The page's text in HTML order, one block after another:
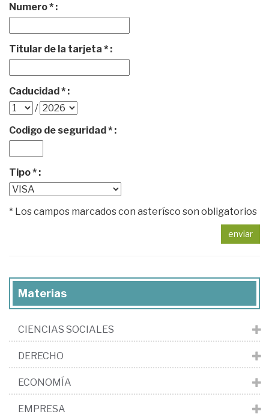
Numero * :
Titular de la tarjeta * :
Caducidad * :
/
Codigo de seguridad * :
Tipo * :
* Los campos marcados con asterísco son obligatorios
enviar
Materias
CIENCIAS SOCIALES
DERECHO
ECONOMÍA
EMPRESA